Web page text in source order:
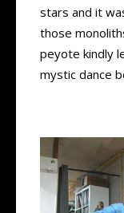
stars and it
those
peyote kindly
mystic dance